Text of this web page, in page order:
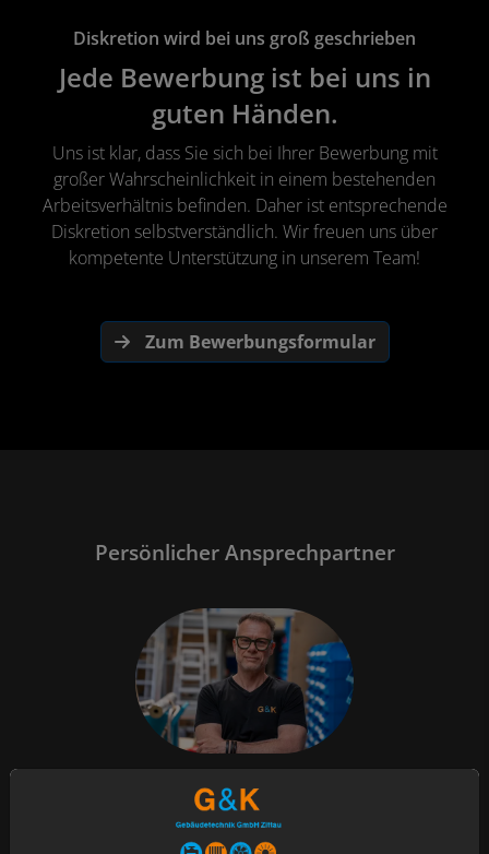
Diskretion wird bei uns groß geschrieben
Jede Bewerbung ist bei uns in
guten Händen.
Uns ist klar, dass Sie sich bei Ihrer Bewerbung mit
großer Wahrscheinlichkeit in einem bestehenden
Arbeitsverhältnis befinden. Daher ist entsprechende
Diskretion selbstverständlich. Wir freuen uns über
kompetente Unterstützung in unserem Team!
Zum Bewerbungsformular
Persönlicher Ansprechpartner
Liebe/r Bewerber/-in,